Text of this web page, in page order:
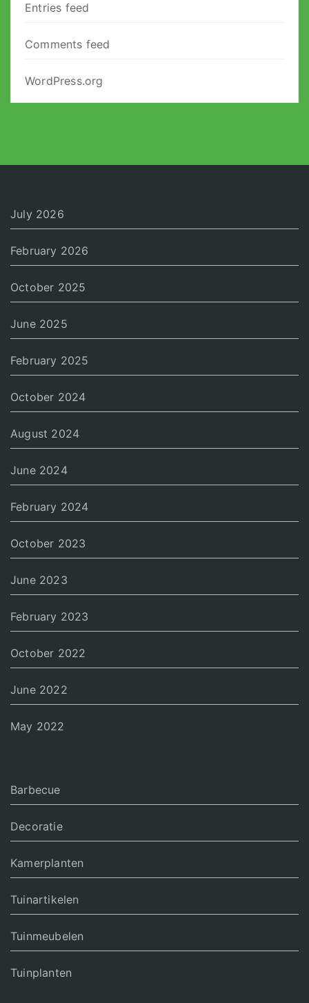
Entries feed
Comments feed
WordPress.org
July 2026
February 2026
October 2025
June 2025
February 2025
October 2024
August 2024
June 2024
February 2024
October 2023
June 2023
February 2023
October 2022
June 2022
May 2022
Barbecue
Decoratie
Kamerplanten
Tuinartikelen
Tuinmeubelen
Tuinplanten